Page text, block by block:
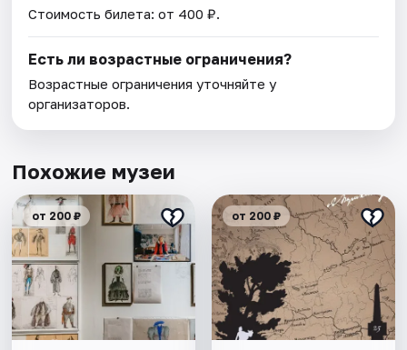
Стоимость билета: от 400 ₽.
Есть ли возрастные ограничения?
Возрастные ограничения уточняйте у
организаторов.
Похожие музеи
от 200 ₽ от 200 ₽